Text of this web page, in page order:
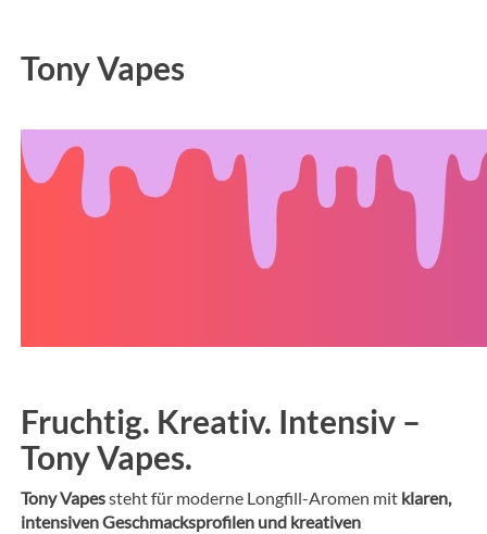
Tony Vapes
Fruchtig. Kreativ. Intensiv –
Tony Vapes.
Tony Vapessteht für moderne Longfill-Aromen mit klaren,
intensiven Geschmacksprofilen und kreativen